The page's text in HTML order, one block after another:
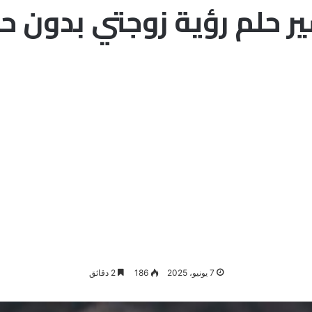
حلم رؤية زوجتي بدون
7 يونيو، 2025 186 2 دقائق